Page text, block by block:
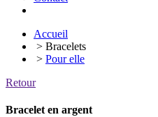
Accueil
> Bracelets
> Pour elle
Retour
Bracelet en argent